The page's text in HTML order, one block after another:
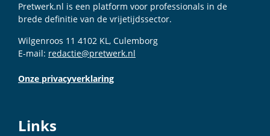
Pretwerk.nl is een platform voor professionals in de
brede definitie van de vrijetijdssector.
Wilgenroos 11 4102 KL, Culemborg
E-mail: redactie@pretwerk.nl
Onze privacyverklaring
Links